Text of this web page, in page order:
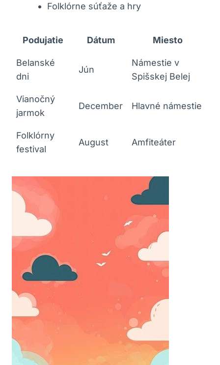
Folklórne súťaže a hry
Podujatie Dátum Miesto
Belanské
dni
Jún
Námestie v
Spišskej Belej
Vianočný
jarmok
December Hlavné námestie
Folklórny
festival
August Amfiteáter